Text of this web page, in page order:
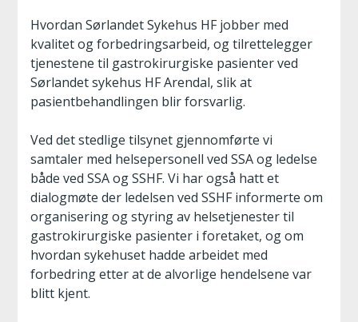
Hvordan Sørlandet Sykehus HF jobber med
kvalitet og forbedringsarbeid, og tilrettelegger
tjenestene til gastrokirurgiske pasienter ved
Sørlandet sykehus HF Arendal, slik at
pasientbehandlingen blir forsvarlig.
Ved det stedlige tilsynet gjennomførte vi
samtaler med helsepersonell ved SSA og ledelse
både ved SSA og SSHF. Vi har også hatt et
dialogmøte der ledelsen ved SSHF informerte om
organisering og styring av helsetjenester til
gastrokirurgiske pasienter i foretaket, og om
hvordan sykehuset hadde arbeidet med
forbedring etter at de alvorlige hendelsene var
blitt kjent.